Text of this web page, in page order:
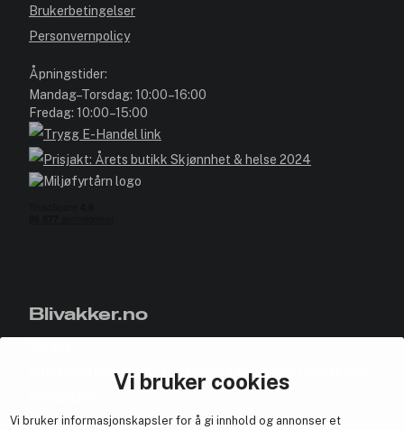
Vi bruker cookies
Vi bruker informasjonskapsler for å gi innhold og annonser et
Brukerbetingelser
Personvernpolicy
Åpningstider:
Mandag–Torsdag: 10:00–16:00
Fredag: 10:00–15:00
Blivakker.no
Bli medlem helt gratis - få poeng og eksklusive rabattkoder.
Samarbeid med oss